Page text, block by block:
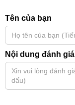
Tên của bạn
Nội dung đánh giá